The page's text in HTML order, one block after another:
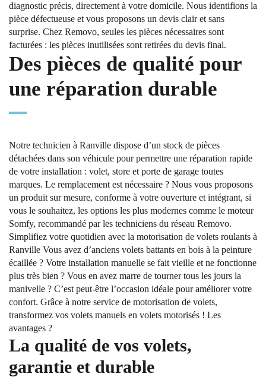
diagnostic précis, directement à votre domicile. Nous identifions la
pièce défectueuse et vous proposons un devis clair et sans
surprise. Chez Removo, seules les pièces nécessaires sont
facturées : les pièces inutilisées sont retirées du devis final.
Des pièces de qualité pour
une réparation durable
Notre technicien à Ranville dispose d’un stock de pièces
détachées dans son véhicule pour permettre une réparation rapide
de votre installation : volet, store et porte de garage toutes
marques. Le remplacement est nécessaire ? Nous vous proposons
un produit sur mesure, conforme à votre ouverture et intégrant, si
vous le souhaitez, les options les plus modernes comme le moteur
Somfy, recommandé par les techniciens du réseau Removo.
Simplifiez votre quotidien avec la motorisation de volets roulants à
Ranville Vous avez d’anciens volets battants en bois à la peinture
écaillée ? Votre installation manuelle se fait vieille et ne fonctionne
plus très bien ? Vous en avez marre de tourner tous les jours la
manivelle ? C’est peut-être l’occasion idéale pour améliorer votre
confort. Grâce à notre service de motorisation de volets,
transformez vos volets manuels en volets motorisés ! Les
avantages ?
La qualité de vos volets,
garantie et durable